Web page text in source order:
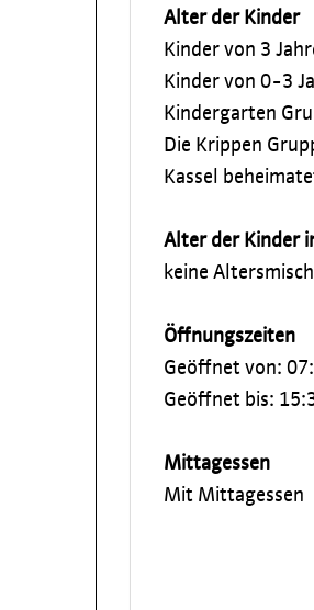
Alter der Kinder
Kinder von 3
Kinder von 0-3
Kindergarten
Die Krippen
Kassel
Alter der Kinder
keine
Öffnungszeiten
Geöffnet von:
Geöffnet bis:
Mittagessen
Mit Mittagessen